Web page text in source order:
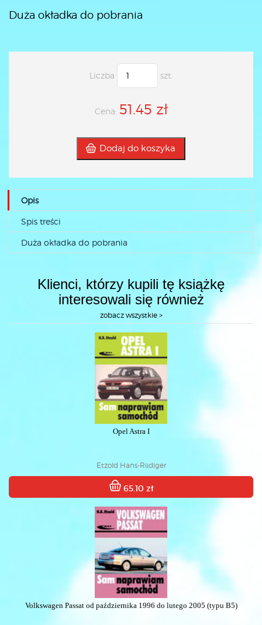
Duża okładka do pobrania
Liczba szt.
Cena: 51.45 zł
Dodaj do koszyka
Opis
Spis treści
Duża okładka do pobrania
Klienci, którzy kupili tę książkę
interesowali się również
zobacz wszystkie >
Opel Astra I
Etzold Hans-Rüdiger
65.10 zł
Volkswagen Passat od października 1996 do lutego 2005 (typu B5)